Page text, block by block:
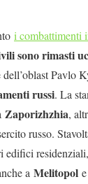
i combattimenti
sono rimasti
Pavlo
russi. La
Zaporizhzhia,
russo.
edifici
a Melitopol e